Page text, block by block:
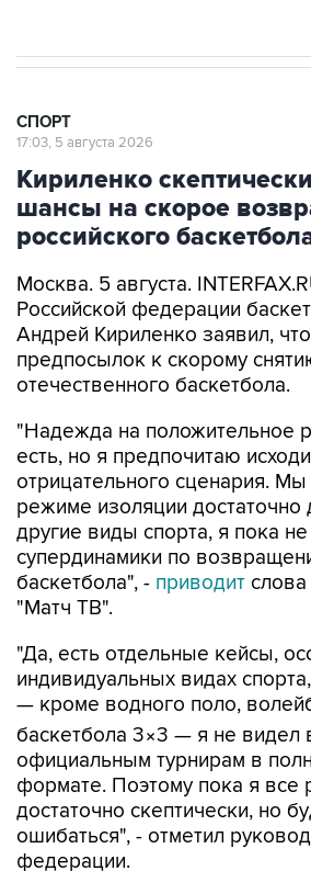
СПОРТ
17:03, 5 августа 2026
Кириленко
шансы на скорое
российского
Москва. 5 августа.
Российской федерации
Андрей Кириленко заявил,
предпосылок к скорому
отечественного баскетбола.
"Надежда на положительное
есть, но я предпочитаю
отрицательного сценария.
режиме изоляции достаточно
другие виды спорта, я пока
супердинамики по
баскетбола", - приводит
"Матч ТВ".
"Да, есть отдельные кейсы,
индивидуальных видах
— кроме водного поло,
баскетбола 3×3 — я не видел
официальным турнирам в
формате. Поэтому пока я все
достаточно скептически, но
ошибаться", - отметил
федерации.